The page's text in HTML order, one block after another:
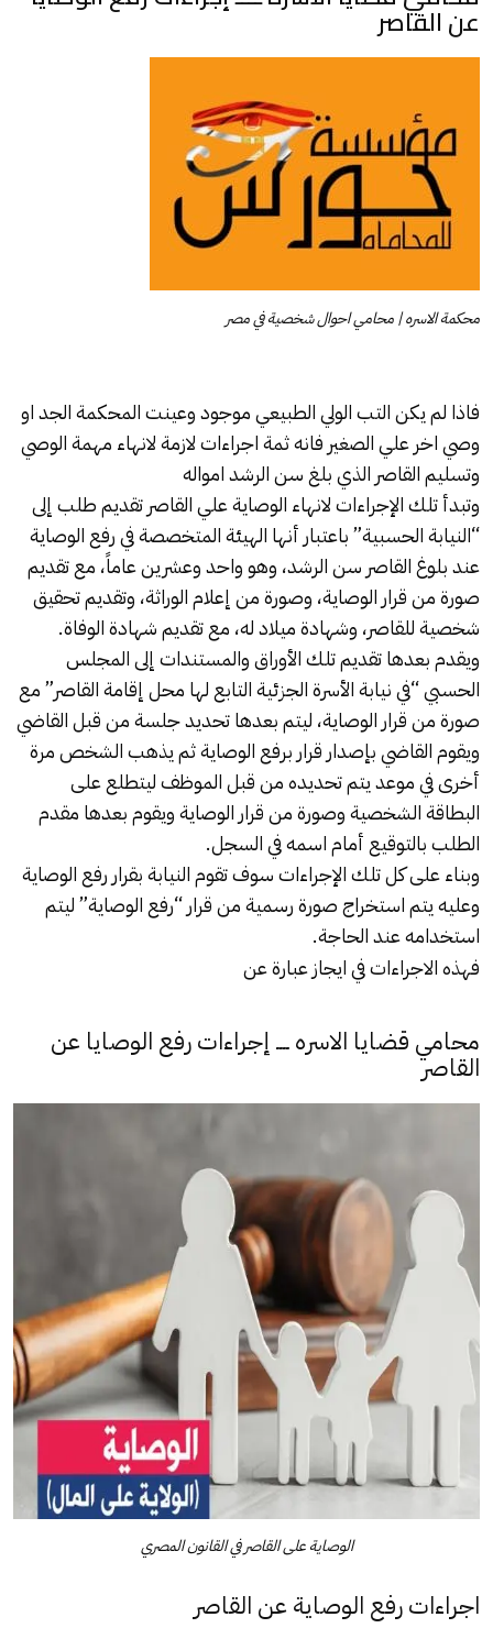
عن القاصر
محكمة الاسره | محامي احوال شخصية في مصر
فاذا لم يكن التب الولي الطبيعي موجود وعينت المحكمة الجد او
وصي اخر علي الصغير فانه ثمة اجراءات لازمة لانهاء مهمة الوصي
وتسليم القاصر الذي بلغ سن الرشد امواله
وتبدأ تلك الإجراءات لانهاء الوصاية علي القاصر تقديم طلب إلى
“النيابة الحسبية” باعتبار أنها الهيئة المتخصصة في رفع الوصاية
عند بلوغ القاصر سن الرشد، وهو واحد وعشرين عاماً، مع تقديم
صورة من قرار الوصاية، وصورة من إعلام الوراثة، وتقديم تحقيق
شخصية للقاصر، وشهادة ميلاد له، مع تقديم شهادة الوفاة.
ويقدم بعدها تقديم تلك الأوراق والمستندات إلى المجلس
الحسبي “في نيابة الأسرة الجزئية التابع لها محل إقامة القاصر” مع
صورة من قرار الوصاية، ليتم بعدها تحديد جلسة من قبل القاضي
ويقوم القاضي بإصدار قرار برفع الوصاية ثم يذهب الشخص مرة
أخرى في موعد يتم تحديده من قبل الموظف ليتطلع على
البطاقة الشخصية وصورة من قرار الوصاية ويقوم بعدها مقدم
الطلب بالتوقيع أمام اسمه في السجل.
وبناء على كل تلك الإجراءات سوف تقوم النيابة بقرار رفع الوصاية
وعليه يتم استخراج صورة رسمية من قرار “رفع الوصاية” ليتم
استخدامه عند الحاجة.
فهذه الاجراءات في ايجاز عبارة عن
محامي قضايا الاسره ــــ إجراءات رفع الوصايا عن
القاصر
الوصاية على القاصر في القانون المصري
اجراءات رفع الوصاية عن القاصر